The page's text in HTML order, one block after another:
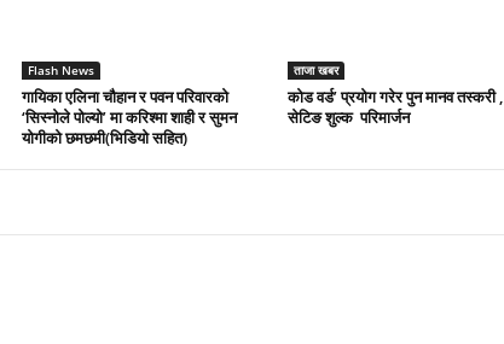
Flash News
गायिका एलिना चौहान र पवन परिवारको
‘सिस्नोले पोल्यो’ मा करिश्मा शाही र सुमन
योगीको छमछमी(भिडियो सहित)
ताजा खबर
कोड वर्ड’ प्रयोग गरेर पुन मानव तस्करी ,
सेटिङ शुल्क परिमार्जन